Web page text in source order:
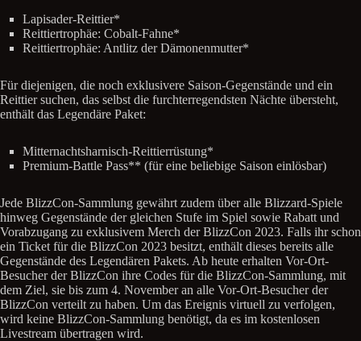
Lapisader-Reittier*
Reittiertrophäe: Cobalt-Fahne*
Reittiertrophäe: Antlitz der Dämonenmutter*
Für diejenigen, die noch exklusivere Saison-Gegenstände und ein
Reittier suchen, das selbst die furchterregendsten Nächte übersteht,
enthält das Legendäre Paket:
Mitternachtsharnisch-Reittierrüstung*
Premium-Battle Pass** (für eine beliebige Saison einlösbar)
Jede BlizzCon-Sammlung gewährt zudem über alle Blizzard-Spiele
hinweg Gegenstände der gleichen Stufe im Spiel sowie Rabatt und
Vorabzugang zu exklusivem Merch der BlizzCon 2023. Falls ihr schon
ein Ticket für die BlizzCon 2023 besitzt, enthält dieses bereits alle
Gegenstände des Legendären Pakets. Ab heute erhalten Vor-Ort-
Besucher der BlizzCon ihre Codes für die BlizzCon-Sammlung, mit
dem Ziel, sie bis zum 4. November an alle Vor-Ort-Besucher der
BlizzCon verteilt zu haben. Um das Ereignis virtuell zu verfolgen,
wird keine BlizzCon-Sammlung benötigt, da es im kostenlosen
Livestream übertragen wird.